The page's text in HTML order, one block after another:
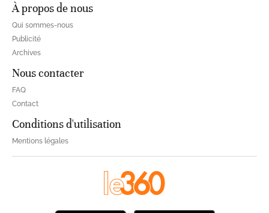
À propos de nous
Qui sommes-nous
Publicité
Archives
Nous contacter
FAQ
Contact
Conditions d'utilisation
Mentions légales